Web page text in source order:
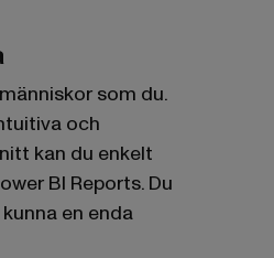
som du.
och
kan du enkelt
BI Reports. Du
en enda